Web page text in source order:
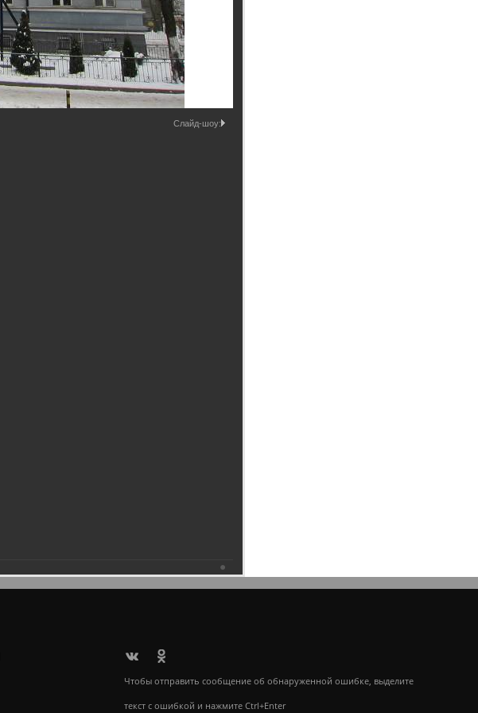
Чтобы отправить сообщение об обнаруженной ошибке, выделите
текст с ошибкой и нажмите Ctrl+Enter
Слайд-шоу: